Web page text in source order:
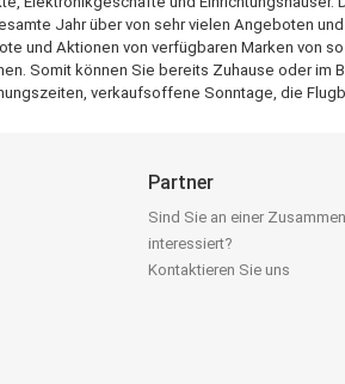
Jahr über von sehr vielen Angeboten
und Aktionen von verfügbaren Marken von
Somit können Sie bereits Zuhause oder im
verkaufsoffene Sonntage, die
Partner
Sind Sie an einer
interessiert?
Kontaktieren Sie uns